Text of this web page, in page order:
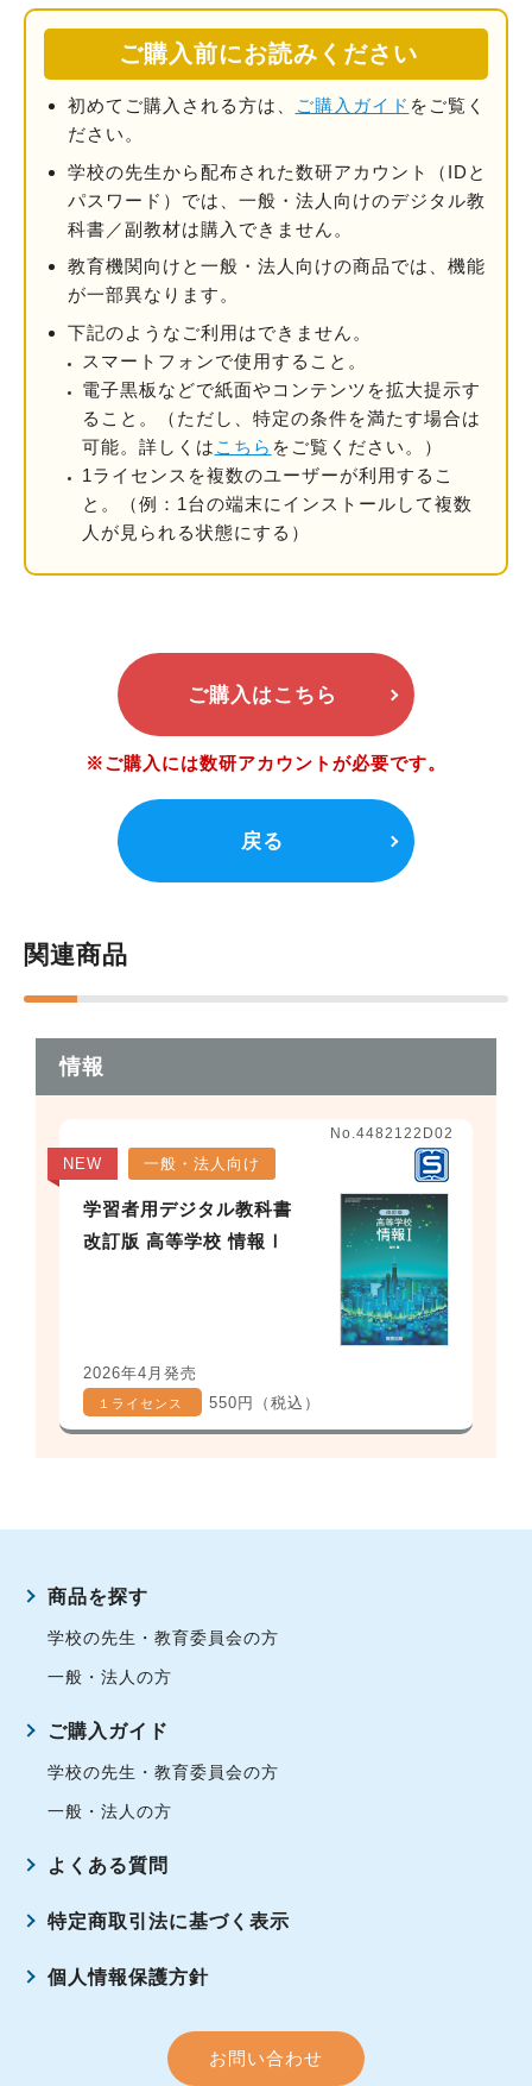
ご購入前にお読みください
初めてご購入される方は、 ご購入ガイド をご覧く
ださい。
学校の先⽣から配布された数研アカウント（IDと
パスワード）では、一般・法人向けのデジタル教
科書／副教材は購⼊できません。
教育機関向けと一般・法人向けの商品では、機能
が一部異なります。
下記のようなご利用はできません。
スマートフォンで使用すること。
電子黒板などで紙面やコンテンツを拡大提示す
ること。
（ただし、特定の条件を満たす場合は
可能。詳しくは こちら をご覧ください。）
1ライセンスを複数のユーザーが利用するこ
と。
（例：1台の端末にインストールして複数
人が見られる状態にする）
戻る
ご購入はこちら
※ご購入には数研アカウントが必要です。
関連商品
情報
NEW 一般・法人向け
No.4482122D02
学習者用デジタル教科書
改訂版 高等学校 情報Ⅰ
2026年4月発売
１ライセンス 550円（税込）
商品を探す
学校の先生・教育委員会の方
一般・法人の方
ご購入ガイド
学校の先生・教育委員会の方
一般・法人の方
よくある質問
特定商取引法に基づく表示
個人情報保護方針
お問い合わせ